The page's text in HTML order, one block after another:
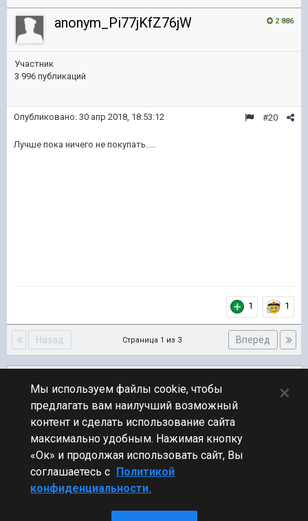
2 886
anonym_Pi77jKfZ76jW
Участник
3 996 публикаций
#20
Опубликовано: 30 апр 2018, 18:53:12
Лучше пока ничего не покупать.....
1 1
Назад Вперёд
Страница 1 из 3
ПЕРЕЙТИ К СПИСКУ ТЕМ
Обсуждение Мира Кораблей
Стиль
Мы используем файлы cookie, чтобы
предлагать вам наилучший возможный
контент и сделать использование сайта
максимально удобным. Нажимая кнопку
«Ок» и продолжая использовать сайт, Вы
соглашаетесь с Политикой
конфиденциальности.
×